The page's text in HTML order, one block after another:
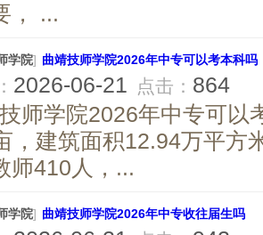
， ...
学院] 曲靖技师学院2026年中专可以考本科吗
2026-06-21 点击： 864
师学院2026年中专可以
，建筑面积12.94万平方
师410人，...
学院] 曲靖技师学院2026年中专收往届生吗